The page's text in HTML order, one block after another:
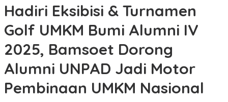
Hadiri Eksibisi & Turnamen
Golf UMKM Bumi Alumni IV
2025, Bamsoet Dorong
Alumni UNPAD Jadi Motor
Pembinaan UMKM Nasional